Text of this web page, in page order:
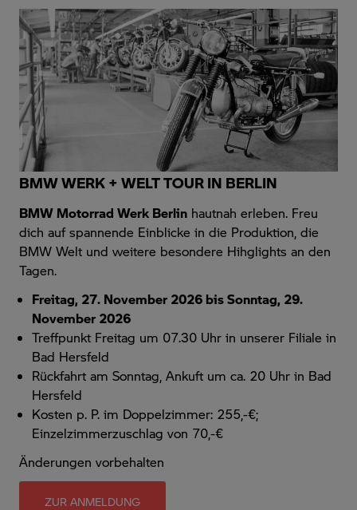
BMW WERK + WELT TOUR IN BERLIN
BMW Motorrad Werk Berlin hautnah erleben. Freu
dich auf spannende Einblicke in die Produktion, die
BMW Welt und weitere besondere Hihglights an den
Tagen.
Freitag, 27. November 2026 bis Sonntag, 29.
November 2026
Treffpunkt Freitag um 07.30 Uhr in unserer Filiale in
Bad Hersfeld
Rückfahrt am Sonntag, Ankuft um ca. 20 Uhr in Bad
Hersfeld
Kosten p. P. im Doppelzimmer: 255,-€;
Einzelzimmerzuschlag von 70,-€
Änderungen vorbehalten
ZUR ANMELDUNG